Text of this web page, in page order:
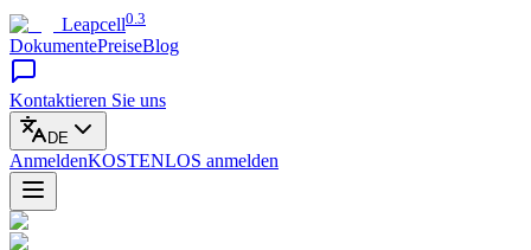
Leapcell0.3
DokumentePreiseBlog
Kontaktieren Sie uns
DE
AnmeldenKOSTENLOS anmelden